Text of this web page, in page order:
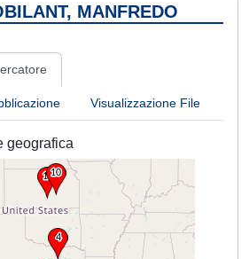
MANFREDO
Visualizzazione File
geografica